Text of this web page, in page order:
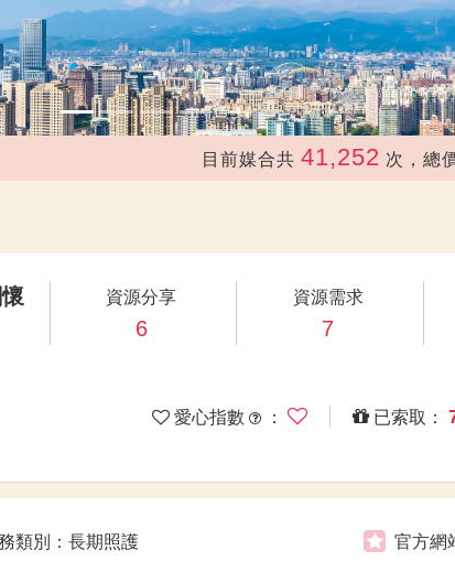
目前媒合共 41,252 次，總價值約
資源分享
6
資源需求
7
已索取：
愛心指數 ：
類別：長期照護 官方網